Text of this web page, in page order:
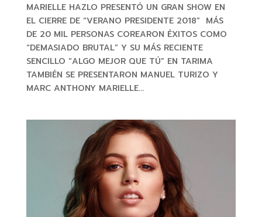
MARIELLE HAZLO PRESENTÓ UN GRAN SHOW EN
EL CIERRE DE “VERANO PRESIDENTE 2018” MÁS
DE 20 MIL PERSONAS COREARON ÉXITOS COMO
“DEMASIADO BRUTAL” Y SU MÁS RECIENTE
SENCILLO “ALGO MEJOR QUE TÚ” EN TARIMA
TAMBIÉN SE PRESENTARON MANUEL TURIZO Y
MARC ANTHONY MARIELLE...